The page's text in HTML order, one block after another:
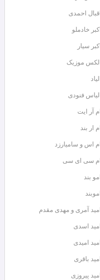
اقبال احمدی
اکبر خادملو
اکبر سیار
الکس موزیک
الیاد
الیاس فنودی
ام آر ایت
ام‌ ار بند
ام اس و سامیارزد
ام سی ای سی
امو بند
اموبند
امید آمری و مهدی مقدم
امید اسدی
امید امیدی
امید باقری
امید پیروزی